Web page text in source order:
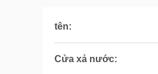
tên:
Cửa xả nước: